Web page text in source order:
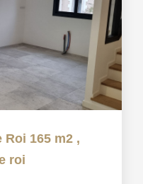
Roi 165 m2 ,
roi